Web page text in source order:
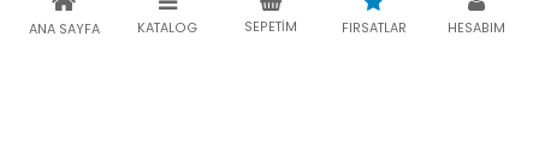
ANA SAYFA KATALOG SEPETIM FIRSATLAR HESABIM